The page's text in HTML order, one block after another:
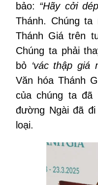
bảo: “Hãy cởi
Thánh. Chúng
Thánh Giá trên
Chúng ta phải
bỏ ‘vác thập
Văn hóa Thánh
của chúng ta
đường Ngài đã
loại.